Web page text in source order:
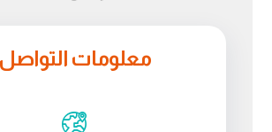
معلومات التواصل